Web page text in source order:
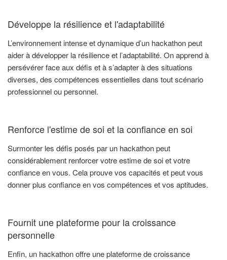
Développe la résilience et l'adaptabilité
L’environnement intense et dynamique d’un hackathon peut
aider à développer la résilience et l’adaptabilité. On apprend à
persévérer face aux défis et à s’adapter à des situations
diverses, des compétences essentielles dans tout scénario
professionnel ou personnel.
Renforce l'estime de soi et la confiance en soi
Surmonter les défis posés par un hackathon peut
considérablement renforcer votre estime de soi et votre
confiance en vous. Cela prouve vos capacités et peut vous
donner plus confiance en vos compétences et vos aptitudes.
Fournit une plateforme pour la croissance
personnelle
Enfin, un hackathon offre une plateforme de croissance